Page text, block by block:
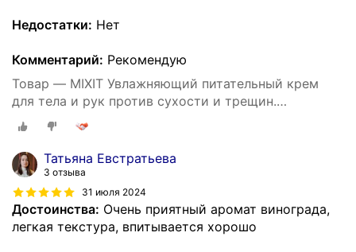
Недостатки: Нет
Комментарий: Рекомендую
Товар — MIXIT Увлажняющий питательный крем
для тела и рук против сухости и трещин.
Восстанавливающее средство для ухода за кожей
тела c пантенолом и маслом виноградных косточек
SUPER FOOD
Татьяна Евстратьева
3 отзыва
31 июля 2024
Достоинства: Очень приятный аромат винограда,
легкая текстура, впитывается хорошо